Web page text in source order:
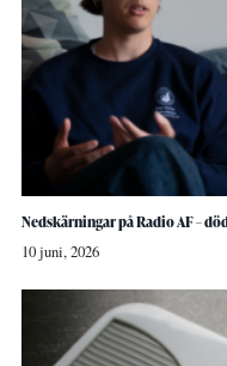
Nedskärningar på Radio AF –
10 juni, 2026